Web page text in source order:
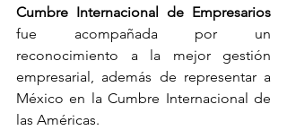
Cumbre Internacional de Empresarios
fue acompañada por un
reconocimiento a la mejor gestión
empresarial, además de representar a
México en la Cumbre Internacional de
las Américas.